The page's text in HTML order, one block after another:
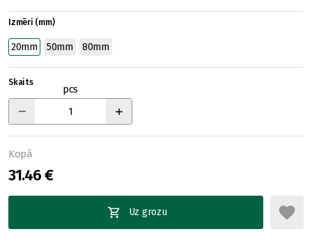
Izmēri (mm)
20mm 50mm 80mm
Skaits
pcs
Kopā
31.46 €
Uz grozu